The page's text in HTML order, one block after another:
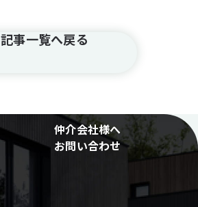
記事一覧へ戻る
仲介会社様へ
お問い合わせ